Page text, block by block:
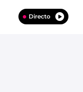
Directo